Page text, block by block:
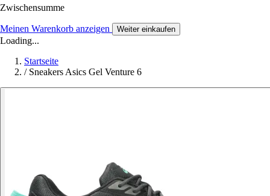
Zwischensumme
Meinen Warenkorb anzeigen Weiter einkaufen
Loading...
Startseite
/ Sneakers Asics Gel Venture 6